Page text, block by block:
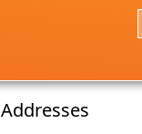
Addresses